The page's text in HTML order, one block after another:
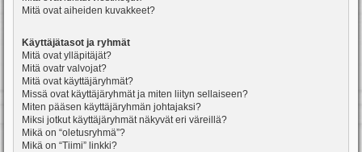
Mitä ovat aiheiden kuvakkeet?
Käyttäjätasot ja ryhmät
Mitä ovat ylläpitäjät?
Mitä ovatr valvojat?
Mitä ovat käyttäjäryhmät?
Missä ovat käyttäjäryhmät ja miten liityn sellaiseen?
Miten pääsen käyttäjäryhmän johtajaksi?
Miksi jotkut käyttäjäryhmät näkyvät eri väreillä?
Mikä on “oletusryhmä”?
Mikä on “Tiimi” linkki?